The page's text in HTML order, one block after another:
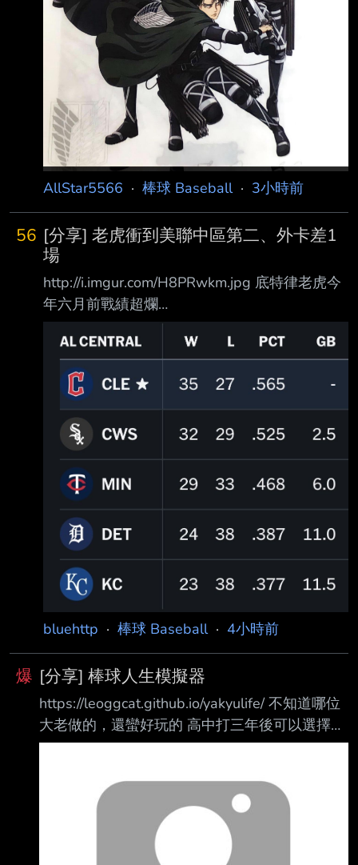
AllStar5566 · 棒球 Baseball· 3小時前
56 [分享] 老虎衝到美聯中區第二、外卡差1
場
http://i.imgur.com/H8PRwkm.jpg 底特律老虎今
年六月前戰績超爛
http://i.imgur.com/UZfOhtk.jpg 在老虎今天贏球
後 從美聯中區第四名衝到第二名
http://i.imgur.com/0qwwlUQ.jpg 外卡也只差一
場勝場差 原本是沒希望季後賽 現在季後賽機率
濃厚 ----- Sent from JPTT on my Xiaomi
2412DPC0AG. --
bluehttp · 棒球 Baseball· 4小時前
爆 [分享] 棒球人生模擬器
https://leoggcat.github.io/yakyulife/ 不知道哪位
大老做的，還蠻好玩的 高中打三年後可以選擇念
大學或進職棒（能力好可以選旅日旅美） 可以跟
不會被抓到 然後大概30歲開始衰弱，最後退役看
紀錄和成就 要進各國名人堂除非成績真的很神，
不然如果是中職跳日職在跳美職的話不是很容易
不過目前名人堂的選舉標準好像有點硬 運氣爆爛